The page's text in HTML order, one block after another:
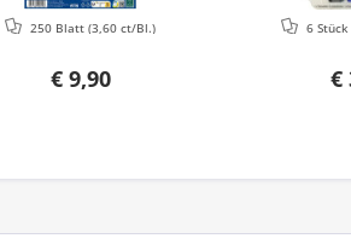
€ 9,90
250 Blatt(3,60 ct/Bl.)
€
6